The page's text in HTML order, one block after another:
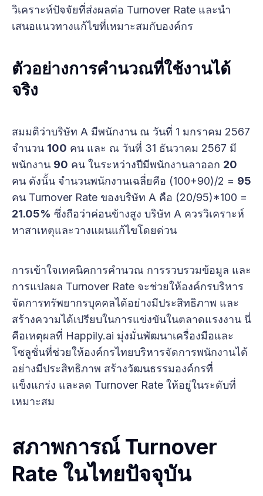
วิเคราะห์ปัจจัยที่ส่งผลต่อ Turnover Rate และนำ
เสนอแนวทางแก้ไขที่เหมาะสมกับองค์กร
ตัวอย่างการคำนวณที่ใช้งานได้
จริง
สมมติว่าบริษัท A มีพนักงาน ณ วันที่ 1 มกราคม 2567
จำนวน 100 คน และ ณ วันที่ 31 ธันวาคม 2567 มี
พนักงาน 90 คน ในระหว่างปีมีพนักงานลาออก 20
คน ดังนั้น จำนวนพนักงานเฉลี่ยคือ (100+90)/2 = 95
คน Turnover Rate ของบริษัท A คือ (20/95)*100 =
21.05% ซึ่งถือว่าค่อนข้างสูง บริษัท A ควรวิเคราะห์
หาสาเหตุและวางแผนแก้ไขโดยด่วน
การเข้าใจเทคนิคการคำนวณ การรวบรวมข้อมูล และ
การแปลผล Turnover Rate จะช่วยให้องค์กรบริหาร
จัดการทรัพยากรบุคคลได้อย่างมีประสิทธิภาพ และ
สร้างความได้เปรียบในการแข่งขันในตลาดแรงงาน นี่
คือเหตุผลที่ Happily.ai มุ่งมั่นพัฒนาเครื่องมือและ
โซลูชั่นที่ช่วยให้องค์กรไทยบริหารจัดการพนักงานได้
อย่างมีประสิทธิภาพ สร้างวัฒนธรรมองค์กรที่
แข็งแกร่ง และลด Turnover Rate ให้อยู่ในระดับที่
เหมาะสม
สภาพการณ์ Turnover
Rate ในไทยปัจจุบัน